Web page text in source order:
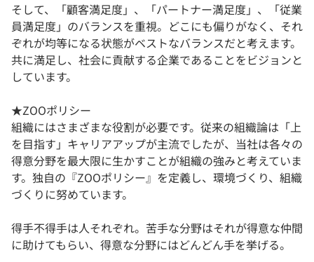
そして、「顧客満足度」、「パートナー満足度」、「従業
員満足度」のバランスを重視。どこにも偏りがなく、それ
ぞれが均等になる状態がベストなバランスだと考えます。
共に満足し、社会に貢献する企業であることをビジョンと
しています。
★ZOOポリシー
組織にはさまざまな役割が必要です。従来の組織論は「上
を目指す」キャリアアップが主流でしたが、当社は各々の
得意分野を最大限に生かすことが組織の強みと考えていま
す。独自の『ZOOポリシー』を定義し、環境づくり、組織
づくりに努めています。
得手不得手は人それぞれ。苦手な分野はそれが得意な仲間
に助けてもらい、得意な分野にはどんどん手を挙げる。